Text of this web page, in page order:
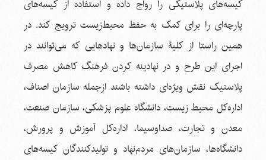
کیسه‌های پلاستیکی را رواج داده و استفاده از کیسه‌های
پارچه‌ای را برای کمک به حفظ محیط‌زیست ترویج کند. در
همین راستا از کلیۀ سازمان‌ها و نهادهایی که می‌توانند در
اجرای این طرح و در نهادینه کردن فرهنگ کاهش مصرف
پلاستیک نقش ویژه‌ای داشته باشند ازجمله سازمان اصناف،
اداره‌کل محیط زیست، دانشگاه علوم پزشکی، سازمان صنعت،
معدن و تجارت، صداوسیما، اداره‌کل آموزش و پرورش،
دانشگاه‌ها، سازمان‌های مردم‌نهاد و تولیدکنندگان کیسه‌های